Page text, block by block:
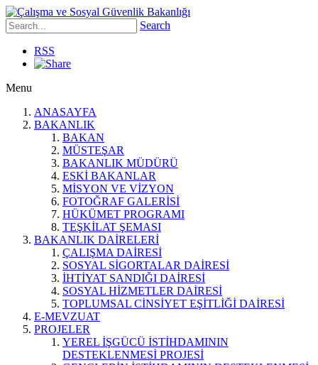
Search
RSS
Menu
ANASAYFA
BAKANLIK
BAKAN
MÜSTEŞAR
BAKANLIK MÜDÜRÜ
ESKİ BAKANLAR
MİSYON VE VİZYON
FOTOĞRAF GALERİSİ
HÜKÜMET PROGRAMI
TEŞKİLAT ŞEMASI
BAKANLIK DAİRELERİ
ÇALIŞMA DAİRESİ
SOSYAL SİGORTALAR DAİRESİ
İHTİYAT SANDIĞI DAİRESİ
SOSYAL HİZMETLER DAİRESİ
TOPLUMSAL CİNSİYET EŞİTLİĞİ DAİRESİ
E-MEVZUAT
PROJELER
YEREL İŞGÜCÜ İSTİHDAMININ
DESTEKLENMESİ PROJESİ